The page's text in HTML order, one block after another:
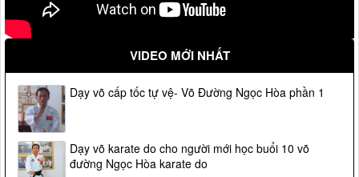
VIDEO MỚI NHẤT
Dạy võ cấp tốc tự vệ- Võ Đường Ngọc Hòa phần 1
Dạy võ karate do cho người mới học buổi 10 võ
đường Ngọc Hòa karate do